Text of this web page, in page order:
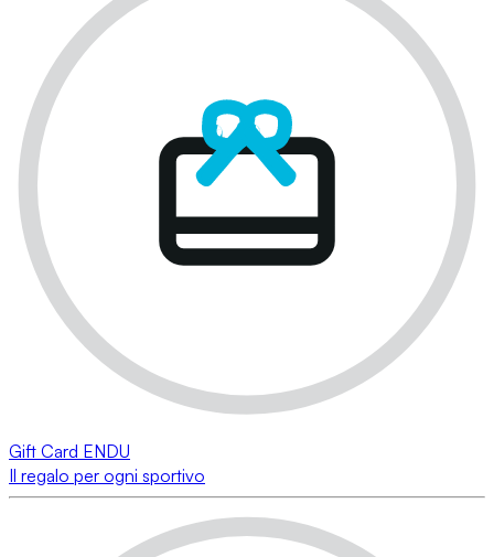
Gift Card ENDU
Il regalo per ogni sportivo